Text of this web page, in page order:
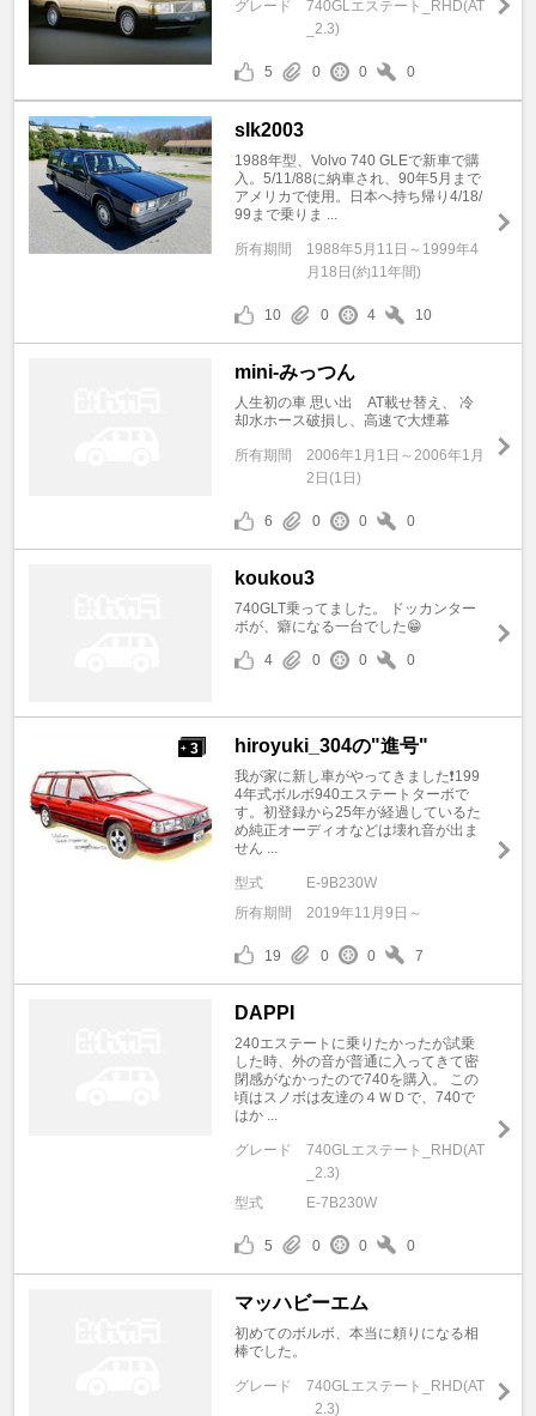
グレード
740GLエステート_RHD(AT
_2.3)
5 0 0 0
slk2003
1988年型、Volvo 740 GLEで新車で購
入。5/11/88に納車され、90年5月まで
アメリカで使用。日本へ持ち帰り4/18/
99まで乗りま ...
所有期間
1988年5月11日～1999年4
月18日(約11年間)
10 0 4 10
mini-みっつん
人生初の車 思い出 AT載せ替え、 冷
却水ホース破損し、高速で大煙幕
所有期間
2006年1月1日～2006年1月
2日(1日)
6 0 0 0
koukou3
740GLT乗ってました。 ドッカンター
ボが、癖になる一台でした😁
4
0 0 0
+ 3 hiroyuki_304の"進号"
我が家に新し車がやってきました❗199
4年式ボルボ940エステートターボで
す。初登録から25年が経過しているた
め純正オーディオなどは壊れ音が出ま
せん ...
型式
E-9B230W
所有期間
2019年11月9日～
19 0 0 7
DAPPI
240エステートに乗りたかったが試乗
した時、外の音が普通に入ってきて密
閉感がなかったので740を購入。 この
頃はスノボは友達の４ＷＤで、740で
はか ...
グレード
740GLエステート_RHD(AT
_2.3)
型式
E-7B230W
5 0 0 0
マッハビーエム
初めてのボルボ、本当に頼りになる相
棒でした。
グレード
740GLエステート_RHD(AT
_2.3)